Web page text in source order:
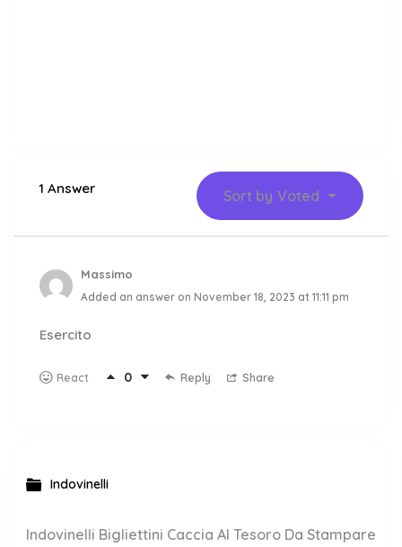
1 Answer Sort by Voted
Massimo
Added an answer on November 18, 2023 at 11:11 pm
Esercito
React 0 Reply Share
Indovinelli
Indovinelli Bigliettini Caccia Al Tesoro Da Stampare